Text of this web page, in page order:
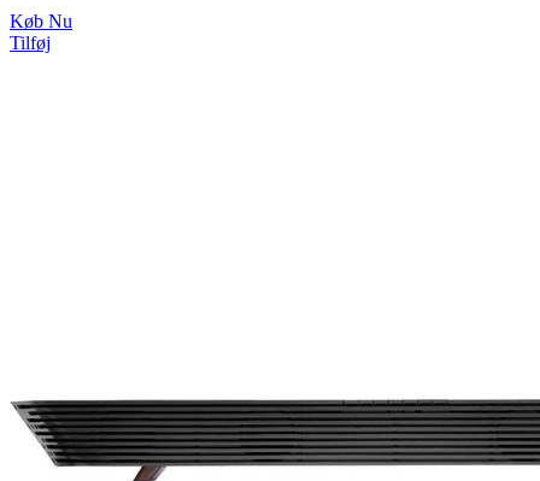
Køb Nu
Tilføj